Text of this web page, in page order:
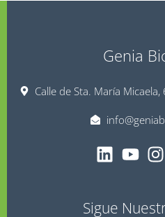
Genia
Calle de Sta. María
Sigue